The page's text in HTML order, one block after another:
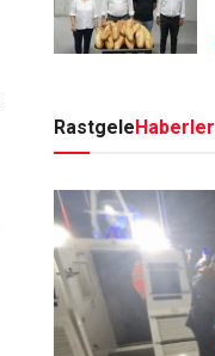
RastgeleHaberler